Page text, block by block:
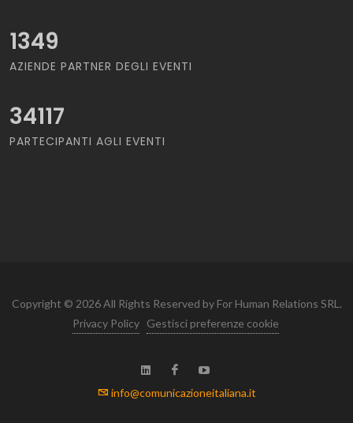
1349
AZIENDE PARTNER DEGLI EVENTI
34117
PARTECIPANTI AGLI EVENTI
Copyright © 2026 All Rights Reserved by For Human Relations SRL.
Privacy Policy
Gestisci preferenze cookie
info@comunicazioneitaliana.it